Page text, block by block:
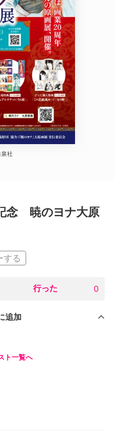
社
念 暁のヨナ大原
する
行った 0
追加
ト一覧へ